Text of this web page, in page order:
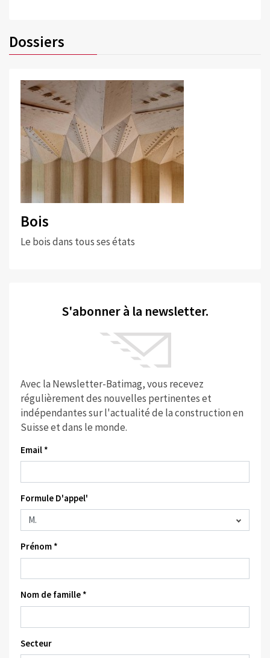
Dossiers
Bois
Le bois dans tous ses états
S'abonner à la newsletter.
Avec la Newsletter-Batimag, vous recevez
régulièrement des nouvelles pertinentes et
indépendantes sur l'actualité de la construction en
Suisse et dans le monde.
Email *
Formule D'appel'
Prénom *
Nom de famille *
Secteur